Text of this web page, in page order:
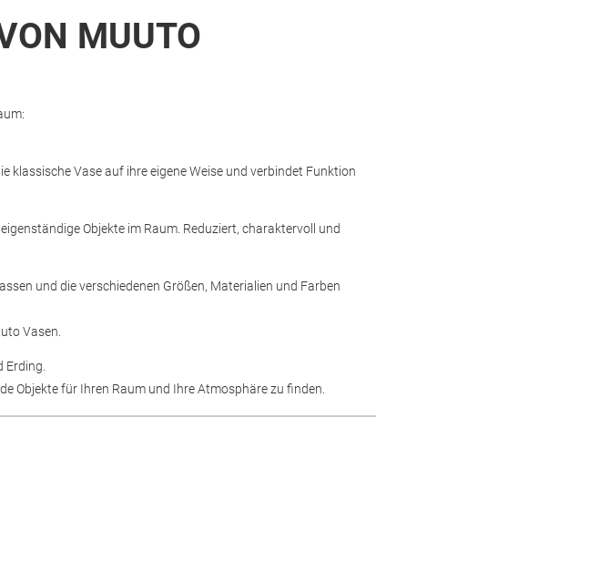
MUUTO
klassische Vase auf ihre eigene Weise und verbindet Funktion
Objekte im Raum. Reduziert, charaktervoll und
und die verschiedenen Größen, Materialien und Farben
Vasen.
Erding.
Objekte für Ihren Raum und Ihre Atmosphäre zu finden.